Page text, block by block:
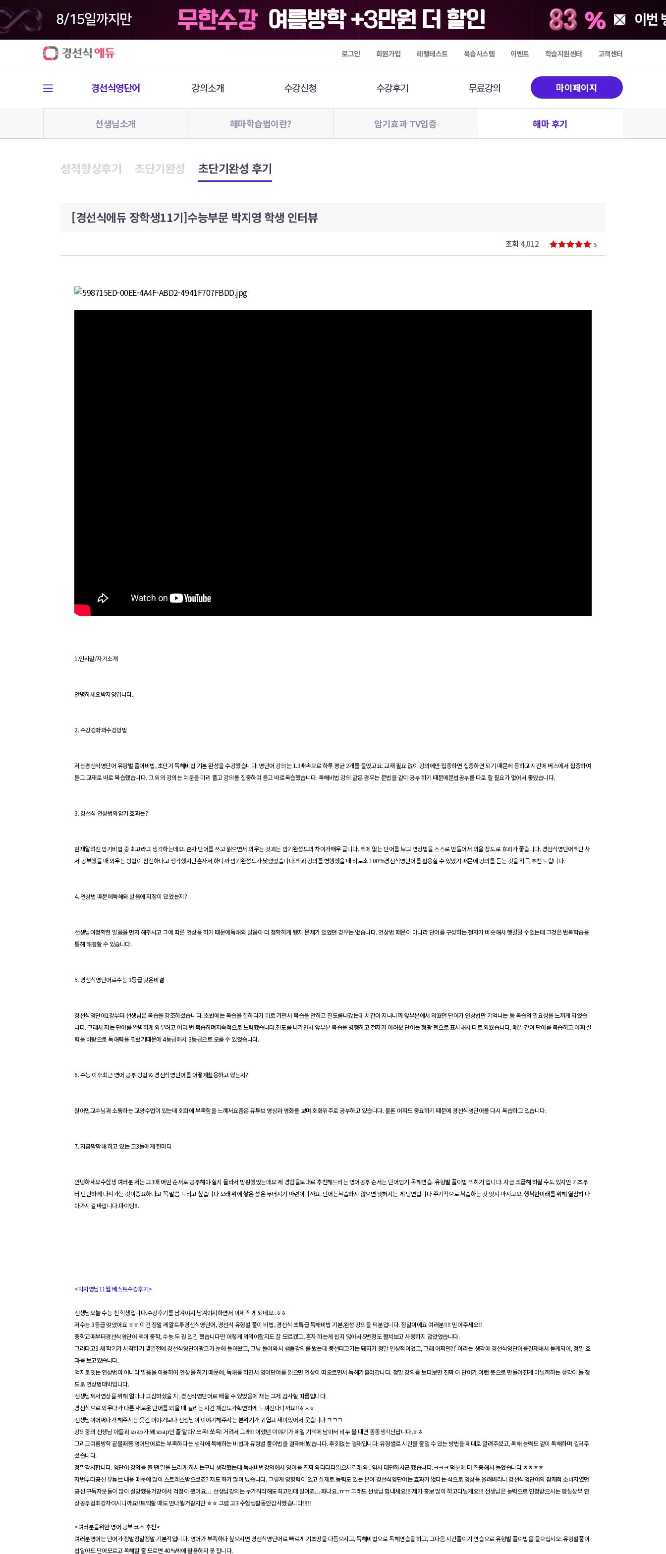
로그인 회원가입 레벨테스트 복습시스템 이벤트 학습지원센터 고객센터
경선식영단어 강의소개 수강신청 수강후기 무료강의 마이페이지
선생님소개 해마학습법이란? 암기효과 TV입증 해마 후기
성적향상후기 초단기완성 초단기완성 후기
[경선식에듀 장학생11기]수능부문 박지영 학생 인터뷰
조회 4,012 5
1.인사말/자기소개
안녕하세요박지영입니다.
2.수강강좌와수강방법
저는경선식영단어유형별 풀이비법,초단기독해비법 기본 완성을 수강했습니다.영단어강의는1.3배속으로 하루 평균2개를 들었고요.교재 필요 없이 강의에만 집중하면 집중하면 되기 때문에 등하교시간에 버스에서 집중하여
듣고 교재로 바로 복습했습니다.그 외의 강의는 예문을 미리 풀고 강의를 집중하여 듣고 바로복습했습니다.독해비법 강의 같은 경우는 문법을 같이 공부 하기 때문에문법공부를 따로 할 필요가 없어서 좋았습니다.
3.경선식 연상법의암기 효과는?
현재알려진 암기비법 중 최고라고 생각하는데요.혼자 단어를 쓰고 읽으면서 외우는 것과는 암기완성도의 차이가매우 큽니다.책에 없는 단어를 보고 연상법을스스로 만들어서 외울 정도로 효과가 좋습니다.경선식영단어책만 사
서 공부했을 때 외우는 방법이 참신하다고 생각했지만혼자서 하니까 암기완성도가 낮았었습니다.책과 강의를 병행했을 때 비로소100%경선식영단어를활용할 수 있었기 때문에 강의를 듣는 것을 적극 추천 드립니다.
4.연상법 때문에독해와 발음에 지장이 있었는지?
선생님이정확한 발음을 먼저 해주시고 그에 따른 연상을 하기 때문에독해와 발음이 더 정확하게 됐지 문제가 있었던 경우는 없습니다.연상법 때문이 아니라 단어를 구성하는 철자가 비슷해서 헷갈릴 수있는데 그것은 반복학습을
통해 해결할 수 있습니다.
5.경선식영단어로수능3등급 맞은비결
경선식영단어1강부터 선생님은 복습을 강조하셨습니다.초반에는 복습을 잘하다가 뒤로 가면서 복습을 안하고 진도를나갔는데 시간이 지나니까 앞부분에서 외웠던 단어가연상법만기억나는 등 복습의 필요성을 느끼게 되었습
니다.그래서 저는 단어를 완벽하게 외우려고 여러 번 복습하며지속적으로 노력했습니다.진도를 나가면서 앞부분 복습을 병행하고 철자가 어려운 단어는형광 펜으로표시해서 따로 외웠습니다.매일 같이 단어를 복습하고 어휘 실
력을 바탕으로 독해력을 길렀기때문에4등급에서 3등급으로 오를 수 있었습니다.
6.수능 이후최근 영어 공부 방법&경선식영단어를어떻게활용하고 있는지?
원어민교수님과 소통하는 교양수업이 있는데 회화에 부족함을 느껴서요즘은유튜브 영상과 영화를 보며 회화위주로 공부하고 있습니다.물론 어휘도 중요하기 때문에 경선식영단어를다시 복습하고 있습니다.
7.지금막막해 하고 있는 고3들에게한마디
안녕하세요수험생 여러분 저는 고3때 어떤 순서로 공부해야 할지 몰라서 방황했었는데요 제 경험을토대로 추천해드리는 영어공부 순서는 단어암기-독해연습-유형별풀이법 익히기 입니다.지금 조급해 하실 수도 있지만 기초부
터 단단하게 다져가는 것이중요하다고 꼭 말씀 드리고 싶습니다 모래 위에 쌓은 성은 무너지기 마련이니까요.단어는복습하지 않으면 잊혀지는 게 당연합니다 주기적으로 복습하는 것 잊지 마시고요.행복한미래를 위해 열심히 나
아가시길 바랍니다.파이팅!!.
<박지영님11월 베스트수강후기>
선생님오늘 수능 친 학생입니다.수강후기를 남겨야지 남겨야지하면서 이제 적게 되네요..ㅎㅎ
저수능3등급 맞았어요 ㅎㅎ 이건 정말레알트루경선식영단어,경선식 유형별 풀이 비법,경선식 초특급 독해비법 기본,완성 강의들 덕분입니다.정말이에요 여러분!!!! 믿어주세요!!
중학교때부터경선식영단어 책이 중학,수능 두 권 있긴 했습니다만 어떻게외워야할지도잘 모르겠고,혼자하는게쉽지 않아서5번정도펼쳐보고 사용하지 않았었습니다.
그러다고3새 학기가 시작하기 몇일전에 경선식영단어광고가 눈에 들어왔고,그냥 들어와서 샘플강의를 봤는데풍선타고가는돼지가 정말 인상적이었고,'그래 어쩌면?!'이라는 생각에 경선식영단어를결재해서 듣게되어,정말 효
과를보고있습니다.
억지로잇는연상법이 아니라 발음을 이용하여 연상을 하기 때문에,독해를 하면서 영어단어를 읽으면 연상이 떠오르면서 독해가흘러갑니다.정말 강의를보다보면 진짜 이 단어가 이런 뜻으로만들어진게 아닐까하는생각이 들 정
도로연상법대박입니다.
선생님께서연상을 위해 얼마나 고심하셨을 지..경선식영단어로배울 수 있었음에 저는 그저 감사할 따름입니다.
경선식으로외우다가 다른 새로운 단어를 외울 때 걸리는 시간 체감도가확연하게 느껴진다니까요!!ㅎㅅㅎ
선생님이어쩌다가 해주시는 웃긴 이야기보다 선생님이 이야기해주시는 분위기가 귀엽고재미있어서웃습니다 ㅋㅋㅋ
강의중의 선생님 아들과soap가 왜soap인 줄 알아?쏘옥!쏘옥!거려서 그래!! 이랬던 이야기가 제일 기억에 남아서 비누 볼 때면 종종생각난답니다,ㅎㅎ
그리고여름방학끝물때쯤영어단어로는 부족하다는 생각에 독해하는 비법과 유형별풀이법을결재해 봤습니다.후회없는결재입니다.유형별로 시간을 줄일 수 있는 방법을 제대로 알려주셨고,독해 능력도 같이 독해하며 길러주
셨습니다.
정말감사합니다.영단어강의를 볼 땐 말을 느리게 하시는구나 생각했는데 독해비법강의에서 영어를 진짜와다다다읽으시길래와..역시 대단하시군 했습니다.ㅋㅋㅋ 덕분에 더 집중해서 들었습니다 ㅎㅎㅎㅎ
저번부터공신유튜브 내용 때문에 많이 스트레스받으셨죠?저도 화가 많이 났습니다.그렇게 영향력이 있고 실제로 능력도 있는 분이 경선식영단어는효과가 없다는 식으로 영상을 올려버리니 경선식영단어의 잠재적 소비자였던
공신구독자분들이 많이 실망했을거같아서 걱정이 됐어요.... 선생님강의는누가뭐라해도최고인데 말이죠....화나요..ㅠㅠ그래도 선생님 힘내세요!!!제가 홍보 많이하고다닐게요!!! 선생님은 능력으로 인정받으시는 명실상부연
상공부법최강자이시니까요!!토익할때도만나뵐거같지만 ㅎㅎ 그럼 고3수험생활동안감사했습니다!!!!!
<여러분을위한 영어 공부 코스 추천>
여러분영어는 단어가정말정말정말기본적입니다.영어가 부족하다 싶으시면 경선식영단어로빠르게기초땅을다듬으시고,독해비법으로 독해연습을 하고,그다음 시간줄이기 연습으로 유형별풀이법을들으십시오.유형별풀이
법알아도단어모르고독해할 줄 모르면40%밖에 활용하지 못 합니다.